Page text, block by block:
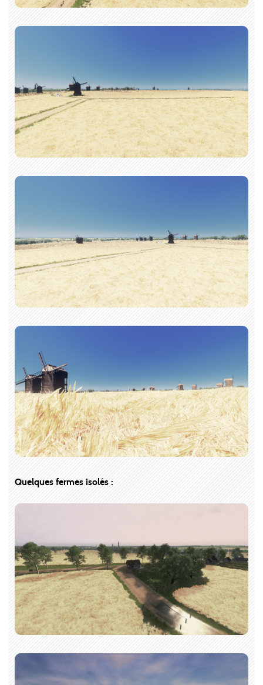
Quelques fermes isolés :